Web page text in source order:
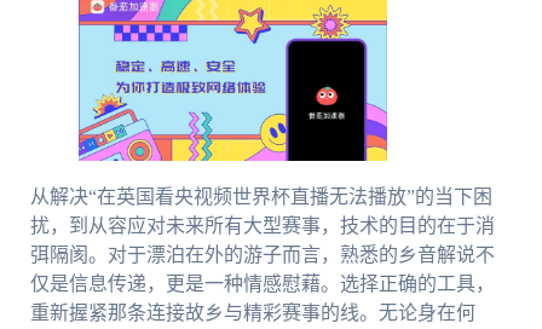
从解决“在英国看央视频世界杯直播无法播放”的当下困
扰，到从容应对未来所有大型赛事，技术的目的在于消
弭隔阂。对于漂泊在外的游子而言，熟悉的乡音解说不
仅是信息传递，更是一种情感慰藉。选择正确的工具，
重新握紧那条连接故乡与精彩赛事的线。无论身在何